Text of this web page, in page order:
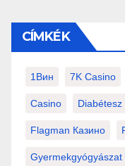
CÍMKÉK
1Вин 7K Casino
Casino Diabétesz
Flagman Казино
Gyermekgyógyászat